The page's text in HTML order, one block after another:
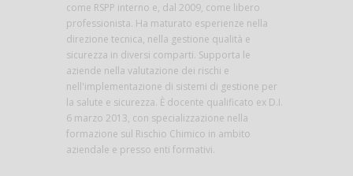
come RSPP interno e, dal 2009, come libero
professionista. Ha maturato esperienze nella
direzione tecnica, nella gestione qualità e
sicurezza in diversi comparti. Supporta le
aziende nella valutazione dei rischi e
nell'implementazione di sistemi di gestione per
la salute e sicurezza. È docente qualificato ex D.I.
6 marzo 2013, con specializzazione nella
formazione sul Rischio Chimico in ambito
aziendale e presso enti formativi.